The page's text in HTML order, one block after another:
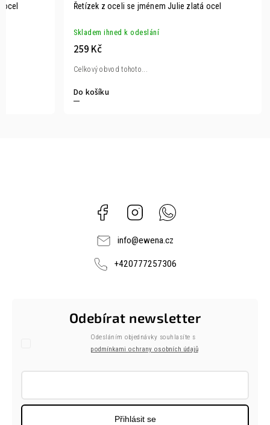
Řetízek z oceli se jménem Julie zlatá ocel
Skladem ihned k odeslání
259 Kč
Do košíku
Celkový obvod tohoto...
Facebook Instagram
info@ewena.cz
+420777257306
Odebírat newsletter
Odesláním objednávky souhlasíte s
podmínkami ochrany osobních údajů
Přihlásit se